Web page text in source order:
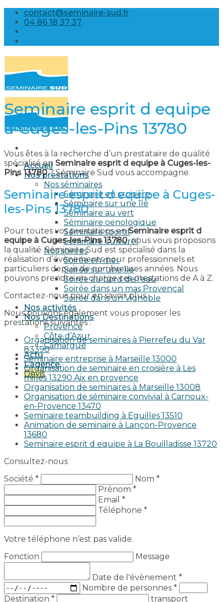
Skip
content
contact@seminaire-sud.fr
04 86 18 37 37
Accueil
Nos prestations
Nos séminaires
Séminaire en croisière
Séminaire sur une île
Séminaire au vert
Séminaire oenologique
Séminaire sportif
Séminaire culturel
Nos soirées
Soirée en mer
Soirée sur une île
Soirée au bord de l’eau
Soirée dans un mas Provençal
Soirée dans un Vignoble
Nos activités
Nos Destinations
Provence
Côte d’Azur
Camargue
Actu
L’agence
Devis
Seminaire esprit d equipe
à Cuges-les-Pins 13780
Vous êtes à la recherche d’un prestataire de qualité
spécialisé en Seminaire esprit d equipe à Cuges-les-
Pins 13780? Séminaire Sud vous accompagne.
Seminaire esprit d equipe à Cuges-
les-Pins 13780
Pour toutes vos prestations enSeminaire esprit d
equipe à Cuges-les-Pins 13780, nous vous proposons
la qualité. Séminaire Sud est spécialisé dans la
réalisation d’évènements pour professionnels et
particuliers depuis de nombreuses années. Nous
pouvons prendre en charge ces prestations de A à Z.
Contactez-nous pour en savoir plus.
Nous pouvons également vous proposer les
prestations suivantes :
Organisation de seminaires à Pierrefeu du Var
83390
Seminaire entreprise à Marseille 13000
Organisation de seminaire en croisière à Les
milles 13290 Aix en provence​
Organisation de seminaires à Marseille 13008
Organisation de séminaire convivial à Carnoux-
en-Provence 13470
Seminaire teambuilding à Eguilles 13510
Animation de seminaire à Lançon-Provence
13680
Seminaire esprit d equipe à La Bouilladisse 13720
Consultez-nous
Société *
Nom *
Prénom *
Email *
Téléphone *
Votre téléphone n’est pas valide.
Fonction
Message
Date de l'évènement *
Nombre de personnes *
Destination *
transport